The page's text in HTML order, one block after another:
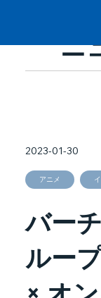
ニ
バー
ルー
アニメ
2023-01-30